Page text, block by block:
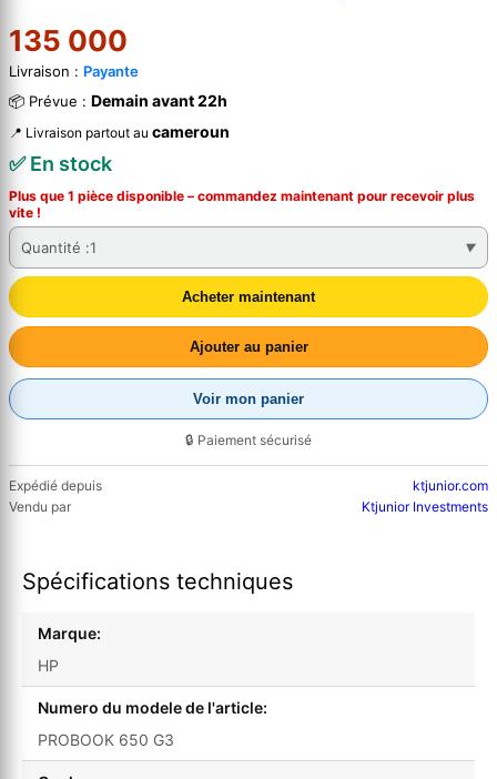
135 000
Livraison : Payante
📦 Prévue : Demain avant 22h
📍 Livraison partout au cameroun
✅ En stock
Plus que 1 pièce disponible – commandez maintenant pour recevoir plus
vite !
Quantité :1
Acheter maintenant
Ajouter au panier
Voir mon panier
🔒 Paiement sécurisé
Expédié depuis
ktjunior.com
Vendu par
Ktjunior Investments
Spécifications techniques
Marque:
HP
Numero du modele de l'article:
PROBOOK 650 G3